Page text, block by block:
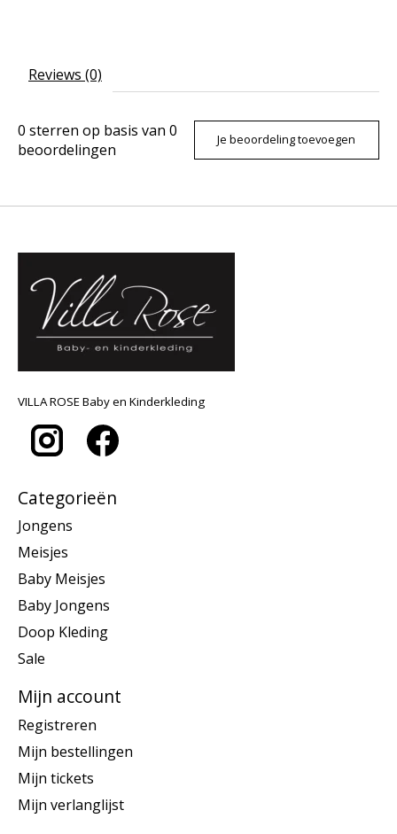
Reviews (0)
0 sterren op basis van 0
beoordelingen
Je beoordeling toevoegen
VILLA ROSE Baby en Kinderkleding
Categorieën
Jongens
Meisjes
Baby Meisjes
Baby Jongens
Doop Kleding
Sale
Mijn account
Registreren
Mijn bestellingen
Mijn tickets
Mijn verlanglijst